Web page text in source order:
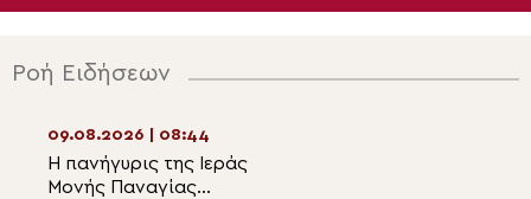
Ροή Ειδήσεων
09.08.2026 | 08:44
Η πανήγυρις της Ιεράς
Μονής Παναγίας